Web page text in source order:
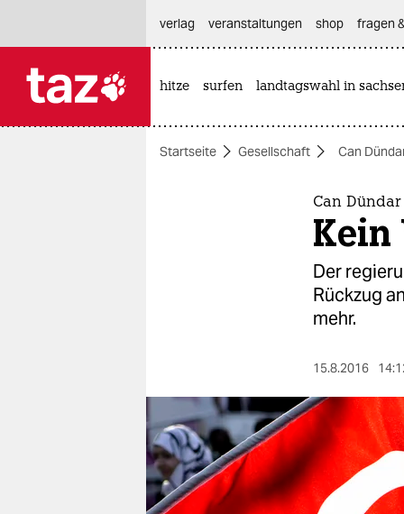
themen
berlin
nord
wahrheit
verlag
veranstaltungen shop fragen
hitze surfen landtagswahl in
Startseite Gesellschaft Can
Can
Kein
Der
Rückzug
mehr.
15.8.2016